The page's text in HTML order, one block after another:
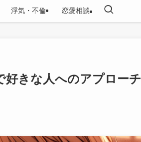
浮気・不倫 恋愛相談
好きな人へのアプローチ